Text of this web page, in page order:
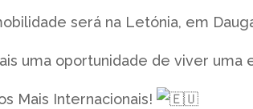
será na Letónia, em
uma oportunidade de viver
Mais Internacionais!